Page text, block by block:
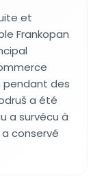
et
Frankopan
pendant des
a été
a survécu à
conservé